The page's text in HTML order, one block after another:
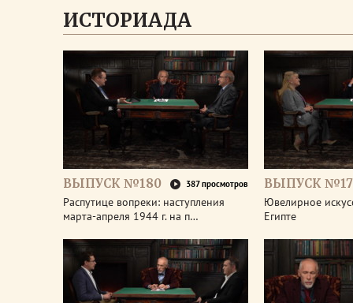
ИСТОРИАДА
ВЫПУСК №180 387 просмотров
Распутице вопреки: наступления
марта-апреля 1944 г. на п…
ВЫПУСК
Ювелирное
Египте